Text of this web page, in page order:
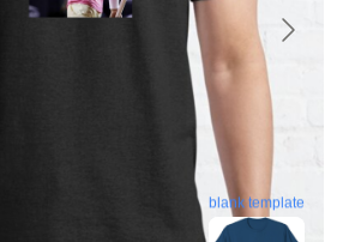
blank template